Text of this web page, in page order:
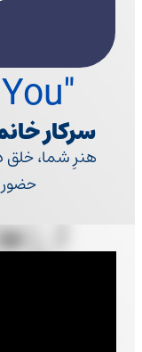
"The Art of You "
سرکار
هنرِ شما، خلق